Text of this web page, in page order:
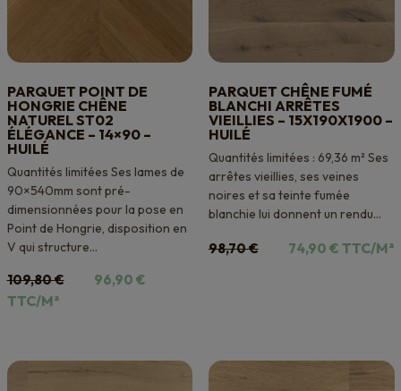
PARQUET POINT DE
HONGRIE CHÊNE
NATUREL ST02
ÉLÉGANCE – 14×90 –
HUILÉ
Quantités limitées Ses lames de
90×540mm sont pré-
dimensionnées pour la pose en
Point de Hongrie, disposition en
V qui structure...
109,80€
109,80 €.
96,90 €Le
96,90 €.
TTC/M²
PARQUET CHÊNE FUMÉ
BLANCHI ARRÊTES
VIEILLIES – 15X190X1900 –
HUILÉ
Quantités limitées : 69,36 m² Ses
arrêtes vieillies, ses veines
noires et sa teinte fumée
blanchie lui donnent un rendu...
98,70€ 74,90 €Le
TTC/M²